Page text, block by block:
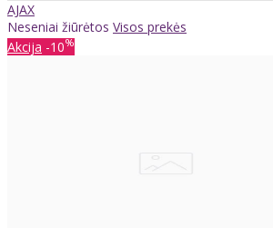
AJAX
Neseniai žiūrėtos Visos prekės
Akcija -10%